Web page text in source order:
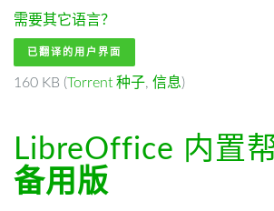
需要其它语言？
已翻译的用户界面
160 KB (Torrent 种子, 信息)
LibreOffice 内置
备用版